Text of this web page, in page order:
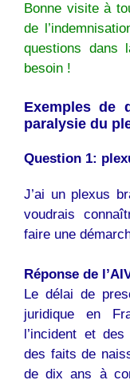
Bonne visite à
de
questions dans
besoin !
Exemples de
paralysie du
Question 1:
J’ai un plexus
voudrais
faire une
Réponse de
Le délai de
juridique en
l’incident et
des faits de
de dix ans à